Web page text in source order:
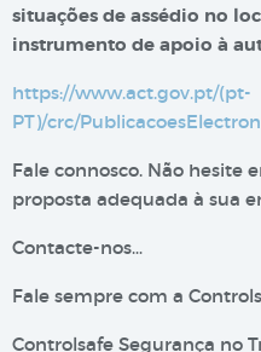
situações de assédio no
instrumento de apoio à
https://www.act.gov.pt/(pt-
PT)/crc/
Fale connosco. Não hesite
proposta adequada à sua
Contacte-nos…
Fale sempre com a
Controlsafe Segurança no